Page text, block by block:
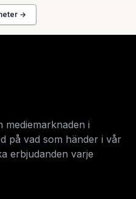
→
mediemarknaden i
på vad som händer i vår
erbjudanden varje